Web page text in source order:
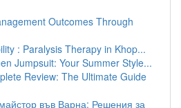
Outcomes Through
: Paralysis Therapy in Khop...
Jumpsuit: Your Summer Style...
Review: The Ultimate Guide
във Варна: Решения за